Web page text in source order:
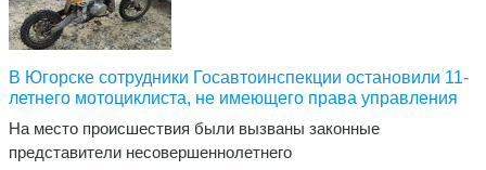
В Югорске сотрудники Госавтоинспекции остановили 11-
летнего мотоциклиста, не имеющего права управления
На место происшествия были вызваны законные
представители несовершеннолетнего